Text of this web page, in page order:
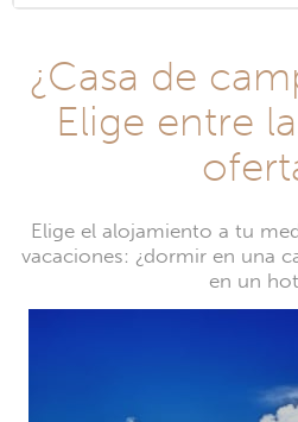
¿Casa de
Elige entre
Elige el alojamiento a tu
vacaciones: ¿dormir en una
en un